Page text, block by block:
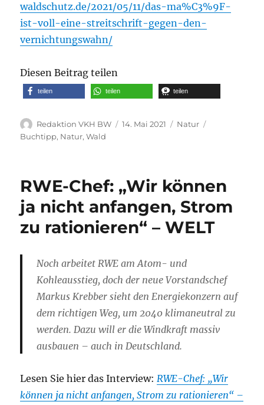
waldschutz.de/2021/05/11/das-ma%C3%9F-
ist-voll-eine-streitschrift-gegen-den-
vernichtungswahn/
Diesen Beitrag teilen
teilen teilen teilen
Autor
Redaktion VKH BW
Veröffentlicht
14. Mai 2021 Kategorien
Natur
Buchtipp, Natur,Wald
RWE-Chef: „Wir können
ja nicht anfangen, Strom
zu rationieren“ – WELT
Noch arbeitet RWE am Atom- und
Kohleausstieg, doch der neue Vorstandschef
Markus Krebber sieht den Energiekonzern auf
dem richtigen Weg, um 2040 klimaneutral zu
werden. Dazu will er die Windkraft massiv
ausbauen – auch in Deutschland.
Lesen Sie hier das Interview:RWE-Chef: „Wir
können ja nicht anfangen, Strom zu rationieren“ –